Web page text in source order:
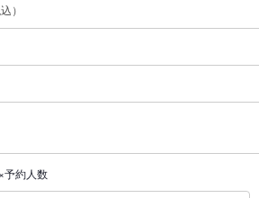
）
予約人数